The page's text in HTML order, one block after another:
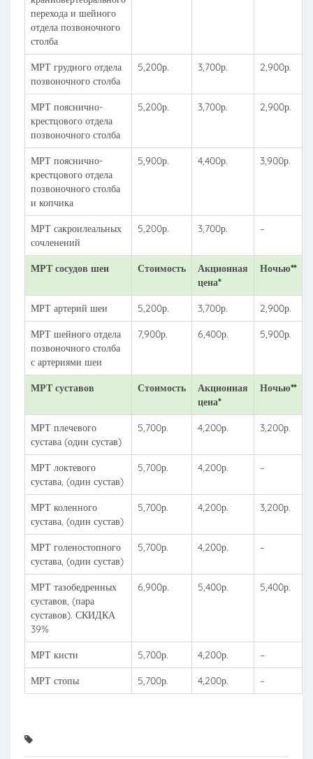
перехода и шейного
отдела позвоночного
столба
МРТ грудного отдела
позвоночного столба
5,200р. 3,700р. 2,900р.
МРТ пояснично-
крестцового отдела
позвоночного столба
5,200р. 3,700р. 2,900р.
МРТ пояснично-
крестцового отдела
позвоночного столба
и копчика
5,900р. 4,400р. 3,900р.
МРТ сакроилеальных
сочленений
5,200р. 3,700р. –
МРТ сосудов шеи Стоимость
Акционная
цена*
Ночью**
МРТ артерий шеи 5,200р. 3,700р. 2,900р.
МРТ шейного отдела
позвоночного столба
с артериями шеи
7,900р. 6,400р. 5,900р.
МРТ суставов Стоимость
Акционная
цена*
Ночью**
МРТ плечевого
сустава (один сустав)
5,700р. 4,200р. 3,200р.
МРТ локтевого
сустава, (один сустав)
5,700р. 4,200р. –
МРТ коленного
сустава, (один сустав)
5,700р. 4,200р. 3,200р.
МРТ голеностопного
сустава, (один сустав)
5,700р. 4,200р. –
МРТ тазобедренных
суставов, (пара
суставов). СКИДКА
39%
6,900р. 5,400р. 5,400р.
МРТ кисти 5,700р. 4,200р. –
МРТ стопы 5,700р. 4,200р. –